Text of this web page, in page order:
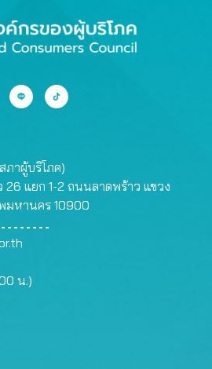
ภาผู้บริโภค)
26 แยก 1-2 ถนนลาดพร้าว แขวง
มหานคร 10900
น.)